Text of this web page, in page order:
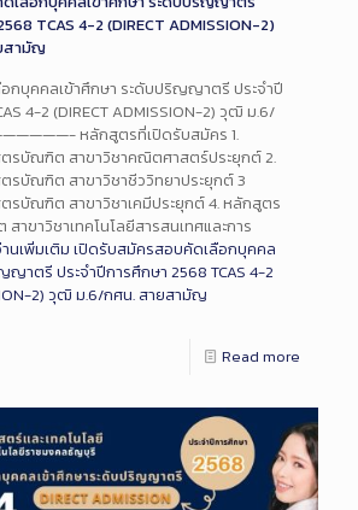
TCAS 4-2 (DIRECT ADMISSION-2)
สามัญ
กบุคคลเข้าศึกษา ระดับปริญญาตรี ประจำปี
4-2 (DIRECT ADMISSION-2) วุฒิ ม.6/
หลักสูตรที่เปิดรับสมัคร 1.
รบัณฑิต สาขาวิชาคณิตศาสตร์ประยุกต์ 2.
รบัณฑิต สาขาวิชาชีววิทยาประยุกต์ 3
รบัณฑิต สาขาวิชาเคมีประยุกต์ 4. หลักสูตร
าขาวิชาเทคโนโลยีสารสนเทศและการ
นเพิ่มเติม เปิดรับสมัครสอบคัดเลือกบุคคล
ญาตรี ประจำปีการศึกษา 2568 TCAS 4-2
2) วุฒิ ม.6/กศน. สายสามัญ
Read more